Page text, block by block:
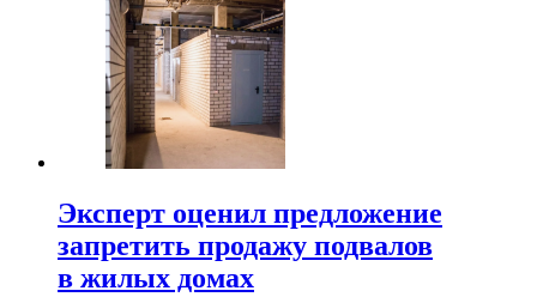
Эксперт оценил предложение
запретить продажу подвалов
в жилых домах